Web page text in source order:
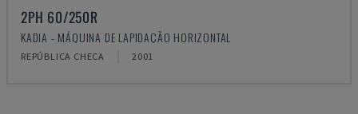
2PH 60/250R
KADIA - MÁQUINA DE LAPIDAÇÃO HORIZONTAL
REPÚBLICA CHECA 2001